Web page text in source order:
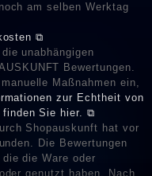
am selben Werktag
⧉
unabhängigen
Bewertungen.
Maßnahmen ein,
zur Echtheit von
finden Sie hier. ⧉
Shopauskunft hat vor
Die Bewertungen
die Ware oder
genutzt haben. Nach